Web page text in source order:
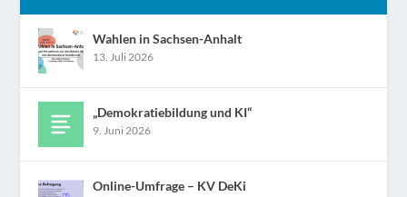
Wahlen in Sachsen-Anhalt
13. Juli 2026
„Demokratiebildung und KI“
9. Juni 2026
Online-Umfrage – KV DeKi